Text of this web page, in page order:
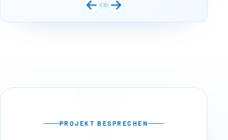
Warum die digitale Arbeitszeiterfassung für
Unternehmen unverzichtbar ist
Transparenz und Datensicherheit
PROJEKT BESPRECHEN